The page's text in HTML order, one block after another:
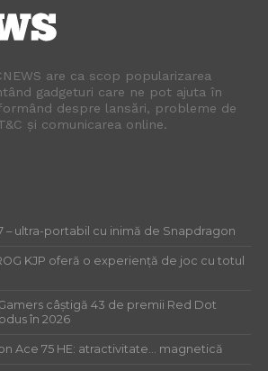
are ca scop popularizarea
gadgeturi care ne pot ajuta în
despre lansări, probleme de
și comunicarea online.
– ultra-portabil cu inimă de Snapdragon
KJP oferă o experiență de joc cu totul
câștigă 43 de premii Red Dot
în 2026
Ace 75 HE: atractivitate… magnetică